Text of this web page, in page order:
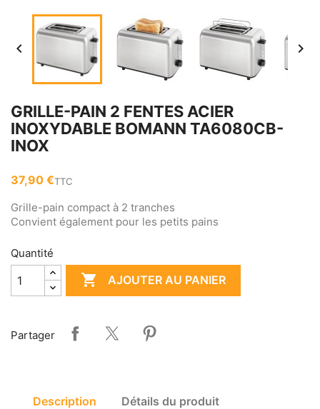
 
GRILLE-PAIN 2 FENTES ACIER
INOXYDABLE BOMANN TA6080CB-
INOX
37,90 €TTC
Grille-pain compact à 2 tranches
Convient également pour les petits pains
Quantité
 AJOUTER AU PANIER
Partager
Description Détails du produit